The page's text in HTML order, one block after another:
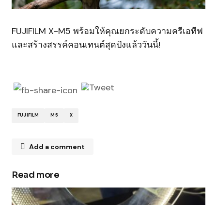
FUJIFILM X-M5 พร้อมให้คุณยกระดับความครีเอทีฟ
และสร้างสรรค์คอนเทนต์สุดปังแล้ววันนี้!
FUJIFILM M5 X
Add a comment
Your email address will not be published.
Required fields are marked
Read more